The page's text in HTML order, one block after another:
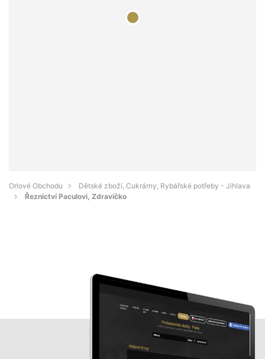
Orlové Obchodu
Dětské zboží, Cukrárny, Rybářské potřeby - Jihlava
Řeznictví Paculovi, Zdravíčko